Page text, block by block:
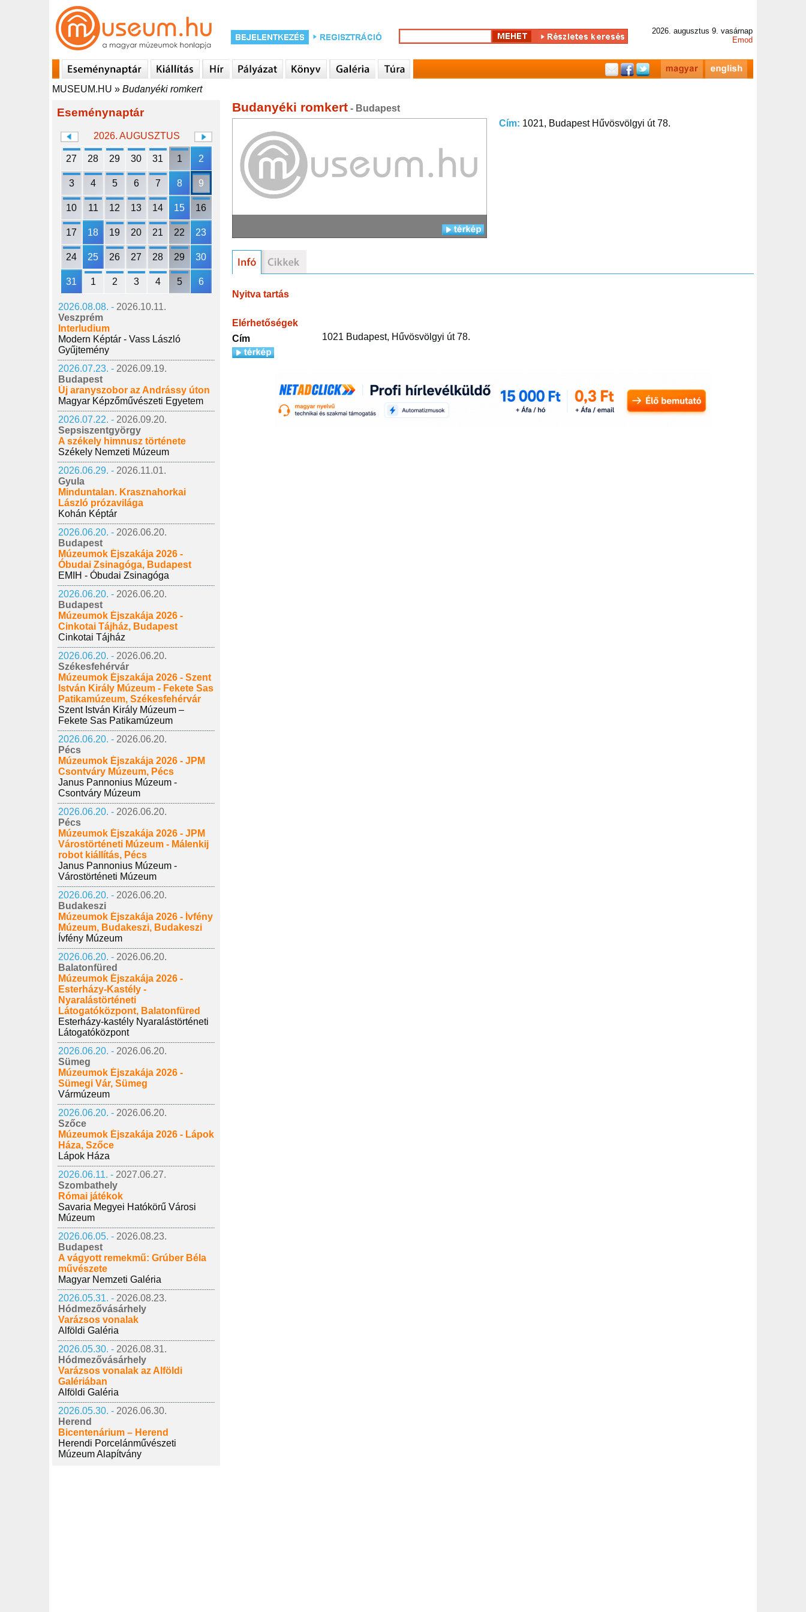
2026. augusztus 9. vasárnap
Emod
MUSEUM.HU » Budanyéki romkert
Eseménynaptár
2026. AUGUSZTUS
27 28 29 30 31 1 2
3 4 5 6 7 8 9
10 11 12 13 14 15 16
17 18 19 20 21 22 23
24 25 26 27 28 29 30
31 1 2 3 4 5 6
2026.08.08. - 2026.10.11.
Veszprém
Interludium
Modern Képtár - Vass László
Gyűjtemény
2026.07.23. - 2026.09.19.
Budapest
Új aranyszobor az Andrássy úton
Magyar Képzőművészeti Egyetem
2026.07.22. - 2026.09.20.
Sepsiszentgyörgy
A székely himnusz története
Székely Nemzeti Múzeum
2026.06.29. - 2026.11.01.
Gyula
Minduntalan. Krasznahorkai
László prózavilága
Kohán Képtár
2026.06.20. - 2026.06.20.
Budapest
Múzeumok Éjszakája 2026 -
Óbudai Zsinagóga, Budapest
EMIH - Óbudai Zsinagóga
2026.06.20. - 2026.06.20.
Budapest
Múzeumok Éjszakája 2026 -
Cinkotai Tájház, Budapest
Cinkotai Tájház
2026.06.20. - 2026.06.20.
Székesfehérvár
Múzeumok Éjszakája 2026 - Szent
István Király Múzeum - Fekete Sas
Patikamúzeum, Székesfehérvár
Szent István Király Múzeum –
Fekete Sas Patikamúzeum
2026.06.20. - 2026.06.20.
Pécs
Múzeumok Éjszakája 2026 - JPM
Csontváry Múzeum, Pécs
Janus Pannonius Múzeum -
Csontváry Múzeum
2026.06.20. - 2026.06.20.
Pécs
Múzeumok Éjszakája 2026 - JPM
Várostörténeti Múzeum - Málenkij
robot kiállítás, Pécs
Janus Pannonius Múzeum -
Várostörténeti Múzeum
2026.06.20. - 2026.06.20.
Budakeszi
Múzeumok Éjszakája 2026 - Ívfény
Múzeum, Budakeszi, Budakeszi
Ívfény Múzeum
2026.06.20. - 2026.06.20.
Balatonfüred
Múzeumok Éjszakája 2026 -
Esterházy-Kastély -
Nyaralástörténeti
Látogatóközpont, Balatonfüred
Esterházy-kastély Nyaralástörténeti
Látogatóközpont
2026.06.20. - 2026.06.20.
Sümeg
Múzeumok Éjszakája 2026 -
Sümegi Vár, Sümeg
Vármúzeum
2026.06.20. - 2026.06.20.
Szőce
Múzeumok Éjszakája 2026 - Lápok
Háza, Szőce
Lápok Háza
2026.06.11. - 2027.06.27.
Szombathely
Római játékok
Savaria Megyei Hatókörű Városi
Múzeum
2026.06.05. - 2026.08.23.
Budapest
A vágyott remekmű: Grúber Béla
művészete
Magyar Nemzeti Galéria
2026.05.31. - 2026.08.23.
Hódmezővásárhely
Varázsos vonalak
Alföldi Galéria
2026.05.30. - 2026.08.31.
Hódmezővásárhely
Varázsos vonalak az Alföldi
Galériában
Alföldi Galéria
2026.05.30. - 2026.06.30.
Herend
Bicentenárium – Herend
Herendi Porcelánművészeti
Múzeum Alapítvány
Budanyéki romkert - Budapest
Cím: 1021, Budapest Hűvösvölgyi út 78.
Nyitva tartás
Elérhetőségek
Cím
1021 Budapest, Hűvösvölgyi út 78.